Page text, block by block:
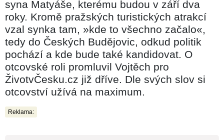
syna Matyáše, kterému budou v září dva
roky. Kromě pražských turistických atrakcí
vzal synka tam, »kde to všechno začalo«,
tedy do Českých Budějovic, odkud politik
pochází a kde bude také kandidovat. O
otcovské roli promluvil Vojtěch pro
ŽivotvČesku.cz již dříve. Dle svých slov si
otcovství užívá na maximum.
Reklama: